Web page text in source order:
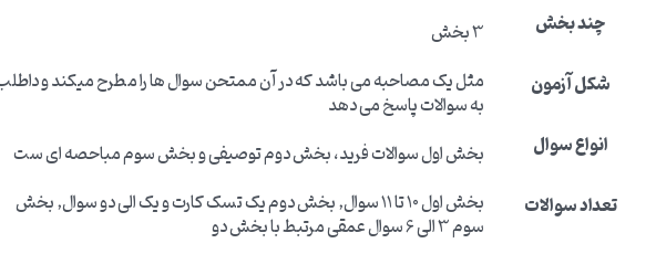
چند بخش
3 بخش
شکل آزمون
مثل یک مصاحبه می باشد که در آن ممتحن سوال ها را مطرح میکند و
به سوالات پاسخ می دهد
انواع سوال
بخش اول سوالات فرید، بخش دوم توصیفی و بخش سوم مباحصه ای ست
تعداد سوالات
بخش اول 10 تا 11 سوال, بخش دوم یک تسک کارت و یک الی دو سوال, بخش
سوم 3 الی 6 سوال عمقی مرتبط با بخش دو